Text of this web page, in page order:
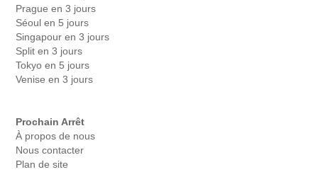
Prague en 3 jours
Séoul en 5 jours
Singapour en 3 jours
Split en 3 jours
Tokyo en 5 jours
Venise en 3 jours
Prochain Arrêt
À propos de nous
Nous contacter
Plan de site